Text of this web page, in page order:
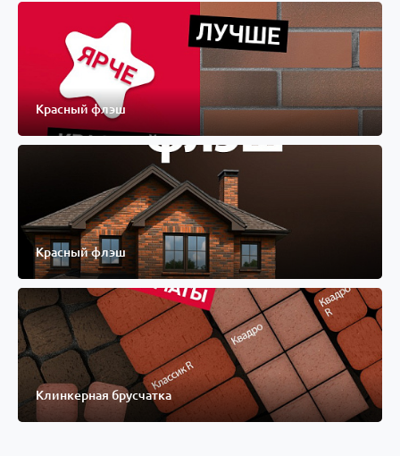
Красный флэш
Красный флэш
Клинкерная брусчатка